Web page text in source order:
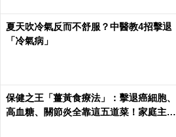
夏天吹冷氣反而不舒服？中醫教4招擊退
「冷氣病」
保健之王「薑黃食療法」：擊退癌細胞、
高血糖、關節炎全靠這五道菜！家庭主婦